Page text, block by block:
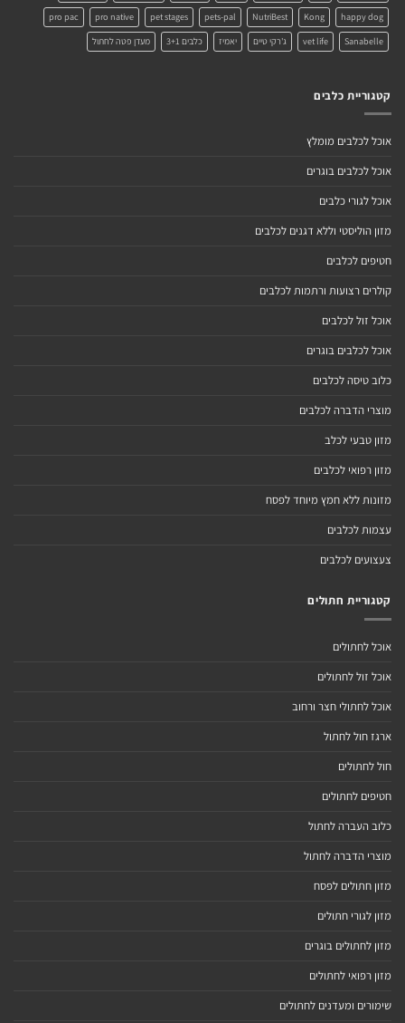
happy dog
Kong
NutriBest
pets-pal
pet stages
pro native
pro pac
Sanabelle
vet life ג'רקי טיים יאמיז כלבים 3+1 מעדן פטה לחתול
קטגוריית כלבים
אוכל לכלבים מומלץ
אוכל לכלבים בוגרים
אוכל לגורי כלבים
מזון הוליסטי וללא דגנים לכלבים
חטיפים לכלבים
קולרים רצועות ורתמות לכלבים
אוכל זול לכלבים
אוכל לכלבים בוגרים
כלוב טיסה לכלבים
מוצרי הדברה לכלבים
מזון טבעי לכלב
מזון רפואי לכלבים
מזונות ללא חמץ מיוחד לפסח
עצמות לכלבים
צעצועים לכלבים
קטגוריית חתולים
אוכל לחתולים
אוכל זול לחתולים
אוכל לחתולי חצר ורחוב
ארגז חול לחתול
חול לחתולים
חטיפים לחתולים
כלוב העברה לחתול
מוצרי הדברה לחתול
מזון חתולים לפסח
מזון לגורי חתולים
מזון לחתולים בוגרים
מזון רפואי לחתולים
שימורים ומעדנים לחתולים